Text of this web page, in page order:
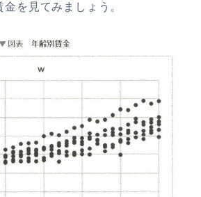
を見てみましょう。